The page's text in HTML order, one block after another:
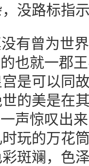
没路标指
有曾为世
也就一郡
是可以同
的美是在
声惊叹出
玩的万花
斑斓，色